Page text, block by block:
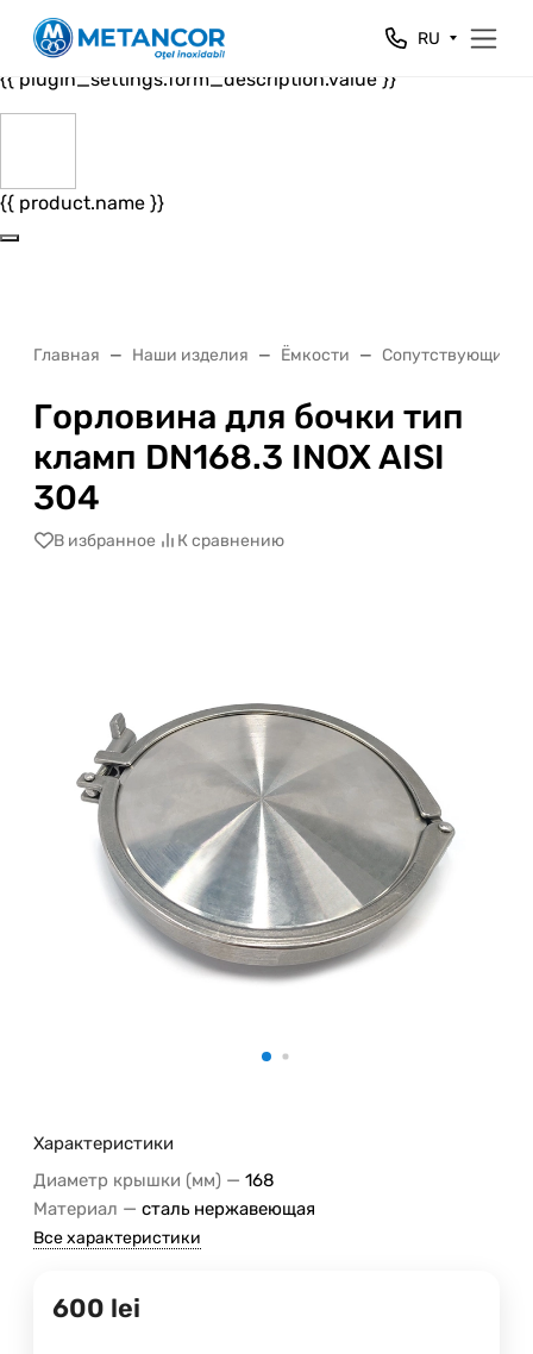
Close
{{ plugin_settings.form_header.value }}
{{ plugin_settings.form_description.value }}
{{ product.name }}
RU
Главная Наши изделия Ёмкости Сопутствующие
Горловина для бочки тип
кламп DN168.3 INOX AISI
304
В избранное К сравнению
Характеристики
Диаметр крышки (мм) — 168
Материал — сталь нержавеющая
Все характеристики
600 lei